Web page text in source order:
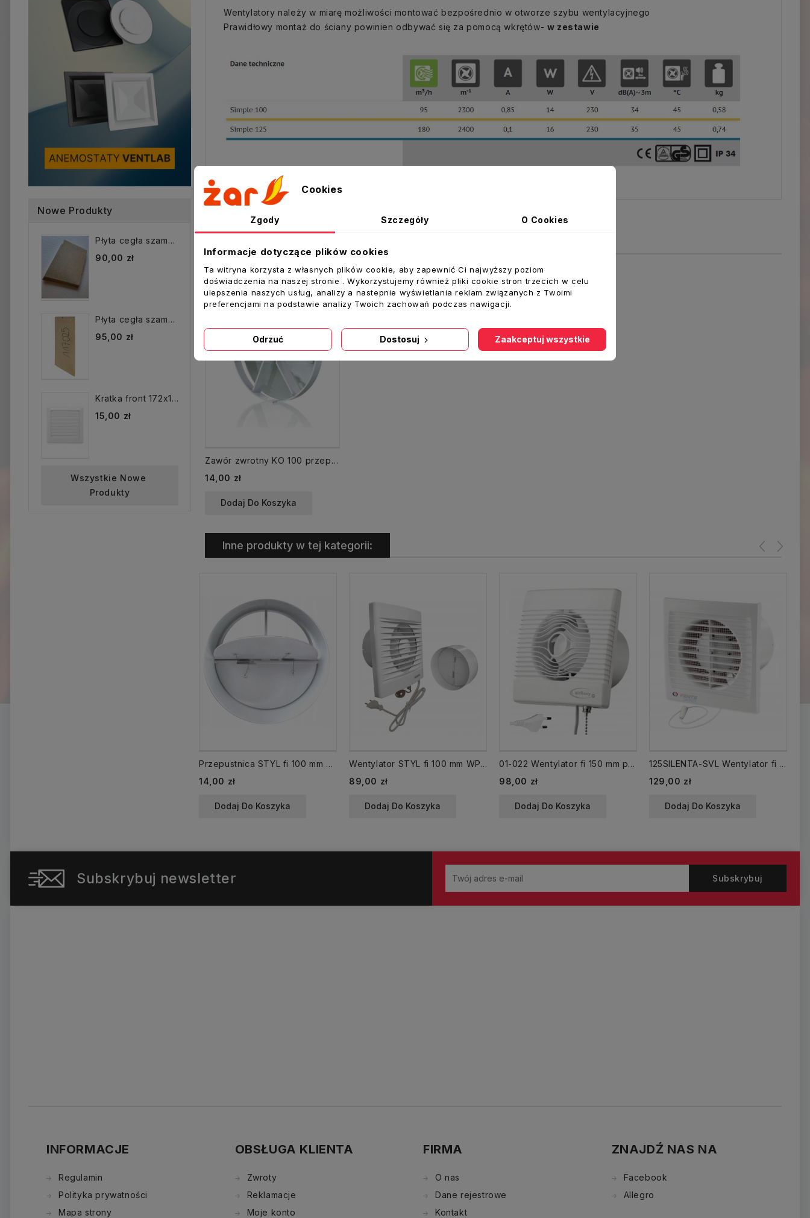
Nowe Produkty
Płyta cegła szamotowa...
90,00 zł
Płyta cegła szamotowa...
95,00 zł
Kratka front 172x172 mm...
15,00 zł
Wszystkie Nowe
Produkty
Wentylatory należy w miarę możliwości montować bezpośrednio w otworze szybu wentylacyjnego
Prawidłowy montaż do ściany powinien odbywać się za pomocą wkrętów- w zestawie
Zawór zwrotny KO 100 przepustnica
Cena
14,00 zł
Dodaj Do Koszyka
Inne produkty w tej kategorii:
Przepustnica STYL fi 100 mm zawór zwrotny
Cena
14,00 zł
Dodaj Do Koszyka
Wentylator STYL fi 100 mm WP-P z przepustnicą łańcuszek
Cena
89,00 zł
Dodaj Do Koszyka
01-022 Wentylator fi 150 mm pRemium sznurek łańcuszek + wtyczka /WP/
Cena
98,00 zł
Dodaj Do Koszyka
125SILENTA-SVL Wentylator fi 125 WP łańcuszek cichy
Cena
129,00 zł
Dodaj Do Koszyka
Subskrybuj newsletter
INFORMACJE
Regulamin
Polityka prywatności
Mapa strony
OBSŁUGA KLIENTA
Zwroty
Reklamacje
Moje konto
FIRMA
O nas
Dane rejestrowe
Kontakt
ZNAJDŹ NAS NA
Facebook
Allegro
Cookies
Zgody Szczegóły O Cookies
Informacje dotyczące plików cookies
Ta witryna korzysta z własnych plików cookie, aby zapewnić Ci najwyższy poziom
doświadczenia na naszej stronie . Wykorzystujemy również pliki cookie stron trzecich w celu
ulepszenia naszych usług, analizy a nastepnie wyświetlania reklam związanych z Twoimi
preferencjami na podstawie analizy Twoich zachowań podczas nawigacji.
Odrzuć Dostosuj Zaakceptuj wszystkie